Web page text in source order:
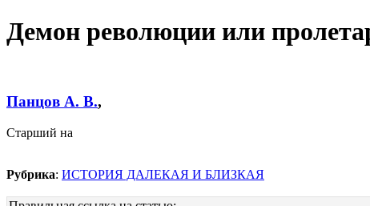
Демон революции или
Панцов А. В.,
Старший на
Рубрика: ИСТОРИЯ ДАЛЕКАЯ И БЛИЗКАЯ